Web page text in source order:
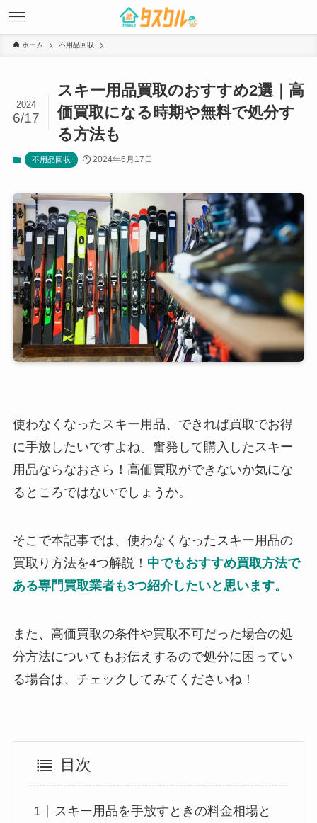
ホーム 不用品回収
スキー用品買取のおすすめ2選｜高
価買取になる時期や無料で処分す
る方法も
2024
6/17
不用品回収 2024年6月17日
使わなくなったスキー用品、できれば買取でお得
に手放したいですよね。奮発して購入したスキー
用品ならなおさら！高価買取ができないか気にな
るところではないでしょうか。
そこで本記事では、使わなくなったスキー用品の
買取り方法を4つ解説！ 中でもおすすめ買取方法で
ある専門買取業者も3つ紹介したいと思います。
また、高価買取の条件や買取不可だった場合の処
分方法についてもお伝えするので処分に困ってい
る場合は、チェックしてみてくださいね！
目次
スキー用品を手放すときの料金相場と